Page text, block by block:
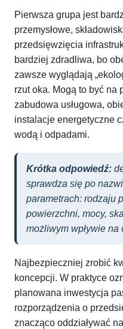
Pierwsza grupa jest
przemysłowe,
przedsięwzięcia
bardziej zdradliwa, bo
zawsze wyglądają
rzut oka. Mogą to być na
zabudowa usługowa,
instalacje energetyczne
wodą i odpadami.
Krótka odpowiedź:
sprawdza się po
parametrach: rodzaju
powierzchni, mocy,
możliwym wpływie na
Najbezpieczniej zrobić
koncepcji. W praktyce
planowana inwestycja
rozporządzenia o
znacząco oddziaływać